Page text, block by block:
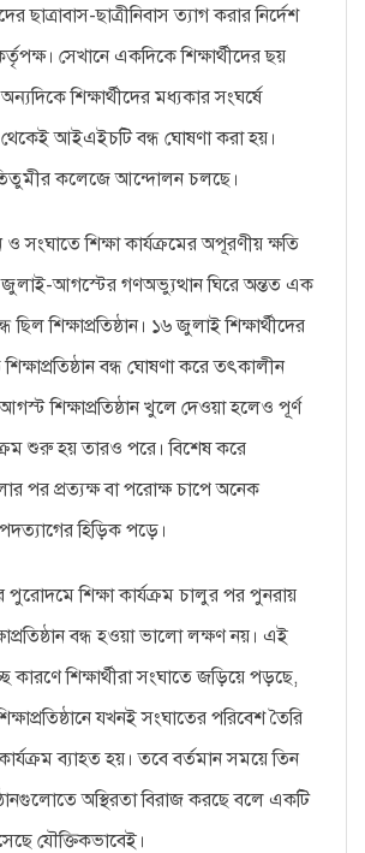
ছাত্রাবাস-ছাত্রীনিবাস ত্যাগ করার নির্দেশ
সেখানে একদিকে শিক্ষার্থীদের ছয়
শিক্ষার্থীদের মধ্যকার সংঘর্ষে
আইএইচটি বন্ধ ঘোষণা করা হয়।
কলেজে আন্দোলন চলছে।
শিক্ষা কার্যক্রমের অপূরণীয় ক্ষতি
আগস্টের গণঅভ্যুত্থান ঘিরে অন্তত এক
ছিল শিক্ষাপ্রতিষ্ঠান। ১৬ জুলাই শিক্ষার্থীদের
বন্ধ ঘোষণা করে তৎকালীন
শিক্ষাপ্রতিষ্ঠান খুলে দেওয়া হলেও পূর্ণ
শুরু হয় তারও পরে। বিশেষ করে
পর প্রত্যক্ষ বা পরোক্ষ চাপে অনেক
পদত্যাগের হিড়িক পড়ে।
পুরোদমে শিক্ষা কার্যক্রম চালুর পর পুনরায়
বন্ধ হওয়া ভালো লক্ষণ নয়। এই
কারণে শিক্ষার্থীরা সংঘাতে জড়িয়ে পড়ছে,
যখনই সংঘাতের পরিবেশ তৈরি
ব্যাহত হয়। তবে বর্তমান সময়ে তিন
অস্থিরতা বিরাজ করছে বলে একটি
যৌক্তিকভাবেই।